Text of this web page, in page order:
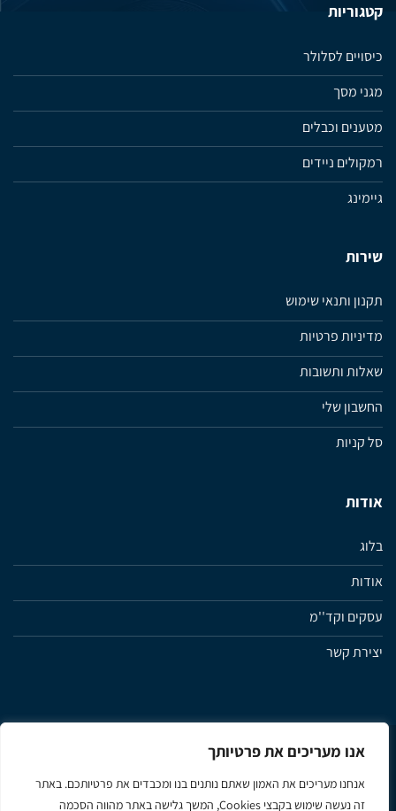
אנו מעריכים את פרטיותך
אנחנו מעריכים את האמון שאתם נותנים בנו ומכבדים את פרטיותכם. באתר
זה נעשה שימוש בקבצי Cookies, המשך גלישה באתר מהווה הסכמה
קטגוריות
כיסויים לסלולר
מגני מסך
מטענים וכבלים
רמקולים ניידים
גיימינג
שירות
תקנון ותנאי שימוש
מדיניות פרטיות
שאלות ותשובות
החשבון שלי
סל קניות
אודות
בלוג
אודות
עסקים וקד''מ
יצירת קשר
מדיניות פרטיות תנאי שימוש ותקנון האתר